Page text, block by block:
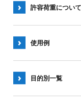
許容荷重について
使用例
目的別一覧